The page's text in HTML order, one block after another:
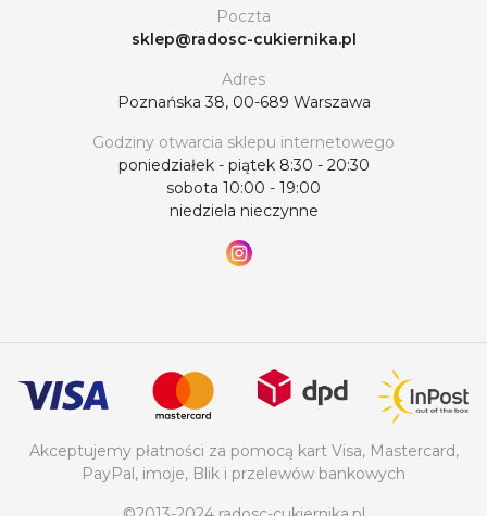
Poczta
sklep@radosc-cukiernika.pl
Adres
Poznańska 38, 00-689 Warszawa
Godziny otwarcia sklepu internetowego
poniedziałek - piątek 8:30 - 20:30
sobota 10:00 - 19:00
niedziela nieczynne
Akceptujemy płatności za pomocą kart Visa, Mastercard,
PayPal, imoje, Blik i przelewów bankowych